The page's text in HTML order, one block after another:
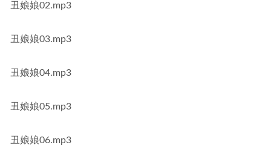
丑娘娘02.mp3
丑娘娘03.mp3
丑娘娘04.mp3
丑娘娘05.mp3
丑娘娘06.mp3